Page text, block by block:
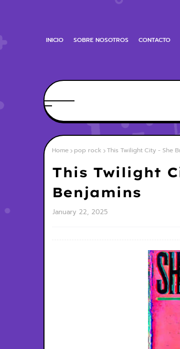
INICIO SOBRE NOSOTROS CONTACTO
Home pop rock This Twilight City - She
This Twilight
Benjamins
January 22, 2025